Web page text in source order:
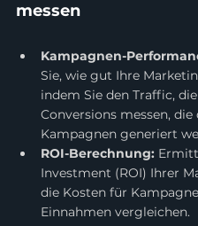
messen
Kampagnen-
Sie, wie gut Ihre
indem Sie den Traffic,
Conversions messen,
Kampagnen generiert
ROI-Berechnung:
Investment (ROI) Ihrer
die Kosten für
Einnahmen vergleichen.